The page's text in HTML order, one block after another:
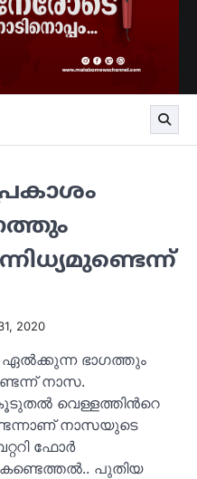
2020
ഭാഗത്തും
നാസ.
കൂടുതല്‍ വെള്ളത്തിന്‍റെ
നാസയുടെ
ഫോര്‍
പുതിയ